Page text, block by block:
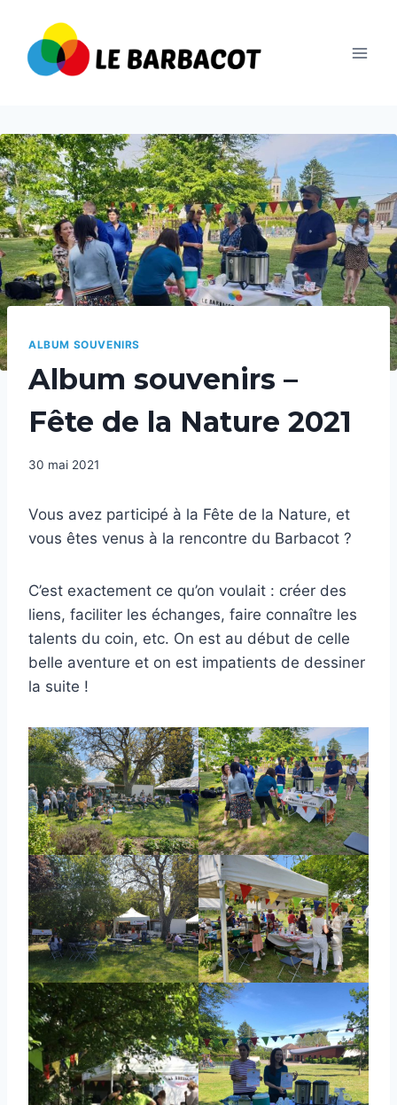
contenu
ALBUM SOUVENIRS
Album souvenirs –
Fête de la Nature 2021
30 mai 2021
Vous avez participé à la Fête de la Nature, et
vous êtes venus à la rencontre du Barbacot ?
C’est exactement ce qu’on voulait : créer des
liens, faciliter les échanges, faire connaître les
talents du coin, etc. On est au début de celle
belle aventure et on est impatients de dessiner
la suite !